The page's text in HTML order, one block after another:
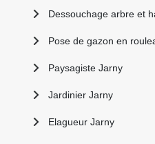
Dessouchage arbre et
Pose de gazon en
Paysagiste Jarny
Jardinier Jarny
Elagueur Jarny